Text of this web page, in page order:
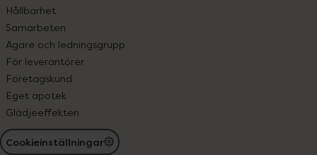
Hållbarhet
Samarbeten
Ägare och ledningsgrupp
För leverantörer
Företagskund
Eget apotek
Glädjeeffekten
Cookieinställningar